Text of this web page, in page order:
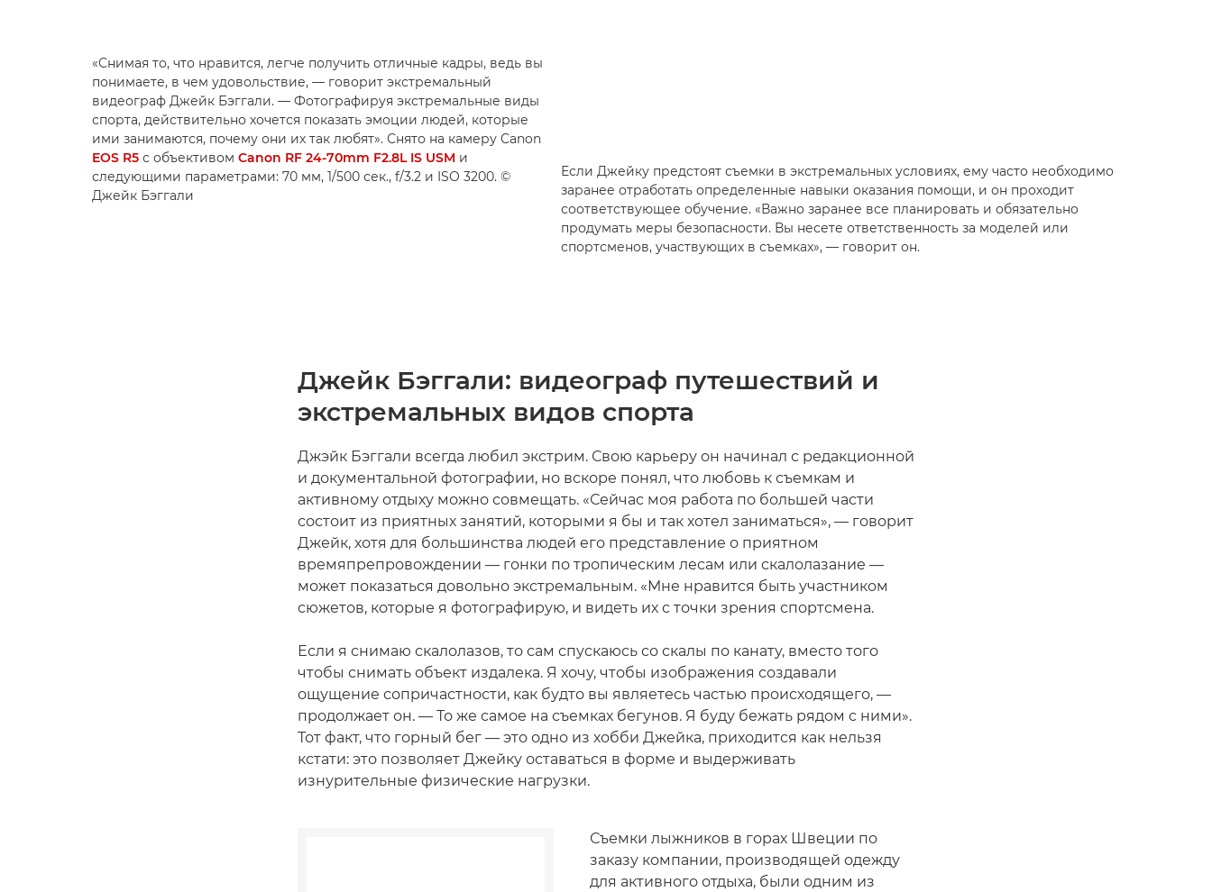
«Снимая то, что нравится, легче получить отличные кадры, ведь вы
понимаете, в чем удовольствие, — говорит экстремальный
видеограф Джейк Бэггали. — Фотографируя экстремальные виды
спорта, действительно хочется показать эмоции людей, которые
ими занимаются, почему они их так любят». Снято на камеру Canon
EOS R5 с объективом Canon RF 24-70mm F2.8L IS USM и
следующими параметрами: 70 мм, 1/500 сек., f/3.2 и ISO 3200. ©
Джейк Бэггали
Если Джейку предстоят съемки в экстремальных условиях, ему часто необходимо
заранее отработать определенные навыки оказания помощи, и он проходит
соответствующее обучение. «Важно заранее все планировать и обязательно
продумать меры безопасности. Вы несете ответственность за моделей или
спортсменов, участвующих в съемках», — говорит он.
Джейк Бэггали: видеограф путешествий и
экстремальных видов спорта
Джэйк Бэггали всегда любил экстрим. Свою карьеру он начинал с редакционной
и документальной фотографии, но вскоре понял, что любовь к съемкам и
активному отдыху можно совмещать. «Сейчас моя работа по большей части
состоит из приятных занятий, которыми я бы и так хотел заниматься», — говорит
Джейк, хотя для большинства людей его представление о приятном
времяпрепровождении — гонки по тропическим лесам или скалолазание —
может показаться довольно экстремальным. «Мне нравится быть участником
сюжетов, которые я фотографирую, и видеть их с точки зрения спортсмена.
Если я снимаю скалолазов, то сам спускаюсь со скалы по канату, вместо того
чтобы снимать объект издалека. Я хочу, чтобы изображения создавали
ощущение сопричастности, как будто вы являетесь частью происходящего, —
продолжает он. — То же самое на съемках бегунов. Я буду бежать рядом с ними».
Тот факт, что горный бег — это одно из хобби Джейка, приходится как нельзя
кстати: это позволяет Джейку оставаться в форме и выдерживать
изнурительные физические нагрузки.
Съемки лыжников в горах Швеции по
заказу компании, производящей одежду
для активного отдыха, были одним из